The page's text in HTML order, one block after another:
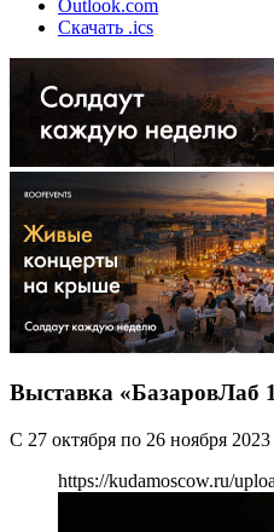
Outlook.com
Скачать .ics
Выставка «БазаровЛаб
С 27 октября по 26 ноября
https://kudamoscow.ru/